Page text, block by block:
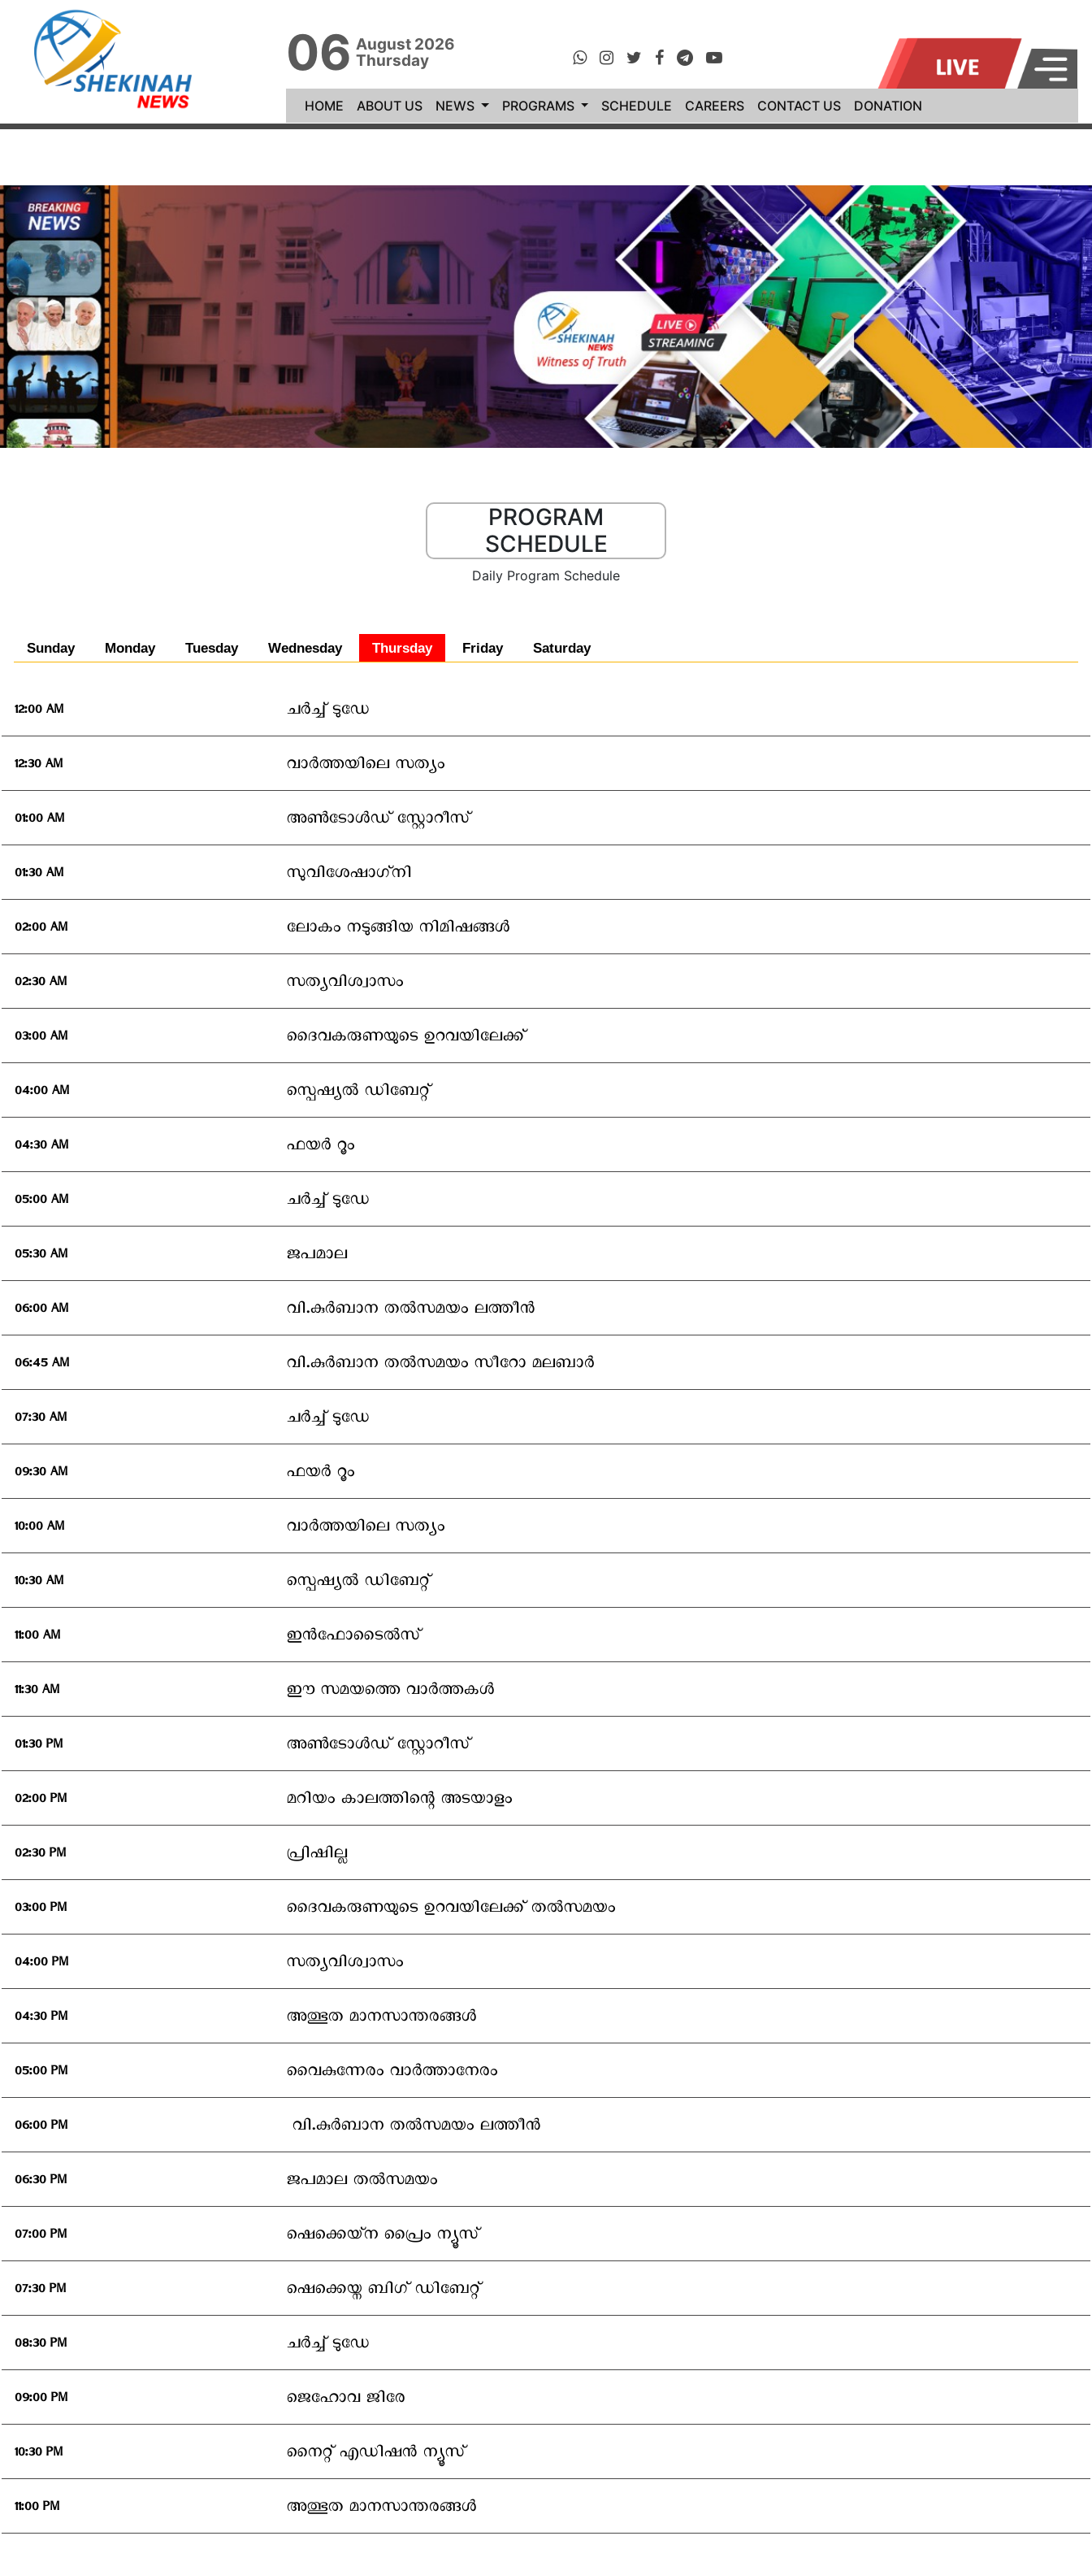
06 August 2026
Thursday
HOME (current)
ABOUT US NEWS PROGRAMS SCHEDULE CAREERS CONTACT US DONATION
PROGRAM
SCHEDULE
Daily Program Schedule
Sunday Monday Tuesday Wednesday Thursday Friday Saturday
12:00 AM ചര്‍ച്ച് ടുഡേ
12:30 AM വാര്‍ത്തയിലെ സത്യം
01:00 AM അണ്‍ടോള്‍ഡ് സ്റ്റോറീസ്
01:30 AM സുവിശേഷാഗ്‌നി
02:00 AM ലോകം നടുങ്ങിയ നിമിഷങ്ങള്‍
02:30 AM സത്യവിശ്വാസം
03:00 AM ദൈവകരുണയുടെ ഉറവയിലേക്ക്
04:00 AM സ്പെഷ്യല്‍ ഡിബേറ്റ്
04:30 AM ഫയര്‍ റൂം
05:00 AM ചര്‍ച്ച് ടുഡേ
05:30 AM ജപമാല
06:00 AM വി.കുര്‍ബാന തല്‍സമയം ലത്തീന്‍
06:45 AM വി.കുര്‍ബാന തല്‍സമയം സീറോ മലബാര്‍
07:30 AM ചര്‍ച്ച് ടുഡേ
09:30 AM ഫയര്‍ റൂം
10:00 AM വാര്‍ത്തയിലെ സത്യം
10:30 AM സ്പെഷ്യല്‍ ഡിബേറ്റ്
11:00 AM ഇന്‍ഫോടൈല്‍സ്
11:30 AM ഈ സമയത്തെ വാര്‍ത്തകള്‍
01:30 PM അണ്‍ടോള്‍ഡ് സ്റ്റോറീസ്
02:00 PM മറിയം കാലത്തിന്റെ അടയാളം
02:30 PM പ്രിഷില്ല
03:00 PM ദൈവകരുണയുടെ ഉറവയിലേക്ക് തല്‍സമയം
04:00 PM സത്യവിശ്വാസം
04:30 PM അത്ഭുത മാനസാന്തരങ്ങള്‍
05:00 PM വൈകുന്നേരം വാര്‍ത്താനേരം
06:00 PM വി.കുര്‍ബാന തല്‍സമയം ലത്തീന്‍
06:30 PM ജപമാല തല്‍സമയം
07:00 PM ഷെക്കെയ്‌ന പ്രൈം ന്യൂസ്
07:30 PM ഷെക്കെയ്ന ബിഗ് ഡിബേറ്റ്
08:30 PM ചര്‍ച്ച് ടുഡേ
09:00 PM ജെഹോവ ജിരേ
10:30 PM നൈറ്റ് എഡിഷന്‍ ന്യൂസ്
11:00 PM അത്ഭുത മാനസാന്തരങ്ങള്‍